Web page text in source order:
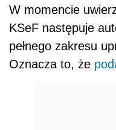
W momencie
KSeF następuje
pełnego zakresu
Oznacza to, że